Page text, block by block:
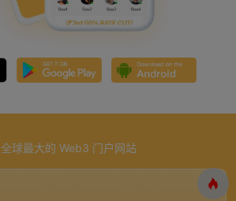
全球最大的 Web3 门户网站